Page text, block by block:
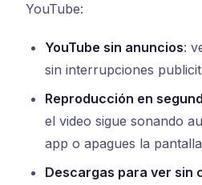
YouTube:
YouTube sin anuncios:
sin interrupciones
Reproducción en
el video sigue sonando
app o apagues la
Descargas para ver sin